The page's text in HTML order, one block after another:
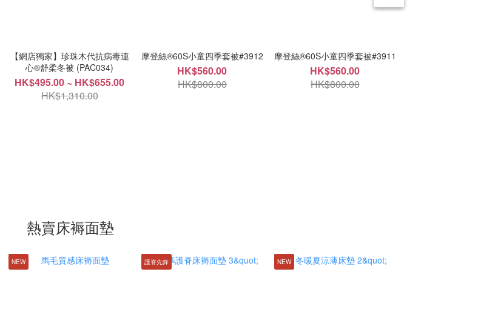
【網店獨家】珍珠木代抗病毒連
心®舒柔冬被 (PAC034)
HK$495.00 ~ HK$655.00
HK$1,310.00
摩登絲®60S小童四季套被#3912
HK$560.00
HK$800.00
摩登絲®60S小童四季套被#3911
HK$560.00
HK$800.00
熱賣床褥面墊
NEW 護脊先鋒 NEW